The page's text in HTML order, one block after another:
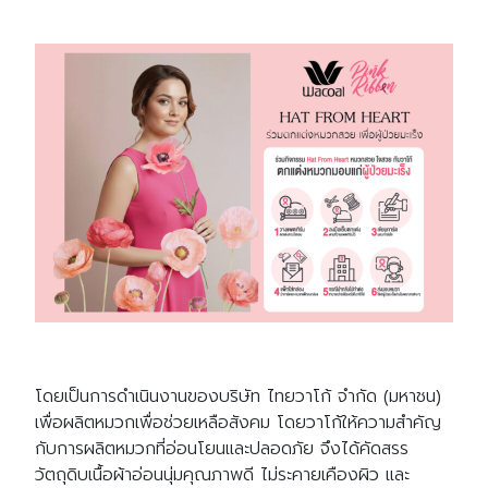
โดยเป็นการดำเนินงานของบริษัท ไทยวาโก้ จำกัด (มหาชน)
เพื่อผลิตหมวกเพื่อช่วยเหลือสังคม โดยวาโก้ให้ความสำคัญ
กับการผลิตหมวกที่อ่อนโยนและปลอดภัย จึงได้คัดสรร
วัตถุดิบเนื้อผ้าอ่อนนุ่มคุณภาพดี ไม่ระคายเคืองผิว และ